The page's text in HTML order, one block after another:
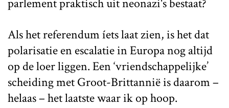
parlement praktisch uit neonazi's bestaat?
Als het referendum íets laat zien, is het dat
polarisatie en escalatie in Europa nog altijd
op de loer liggen. Een ‘vriendschappelijke’
scheiding met Groot-Brittannië is daarom –
helaas – het laatste waar ik op hoop.